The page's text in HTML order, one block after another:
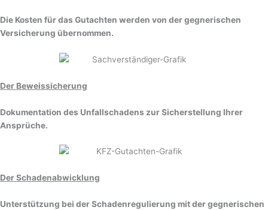
Die Kosten für das Gutachten werden von der gegnerischen
Versicherung übernommen.
Der Beweissicherung
Dokumentation des Unfallschadens zur Sicherstellung Ihrer
Ansprüche.
Der Schadenabwicklung
Unterstützung bei der Schadenregulierung mit der gegnerischen